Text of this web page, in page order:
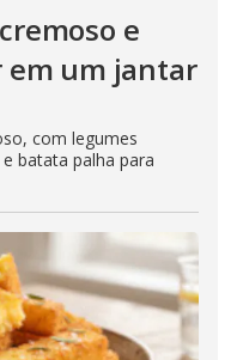
e
em um jantar
com legumes
batata palha para